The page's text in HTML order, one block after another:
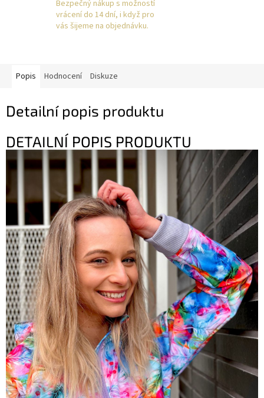
Bezpečný nákup s možností
vrácení do 14 dní, i když pro
vás šijeme na objednávku.
Popis Hodnocení Diskuze
Detailní popis produktu
DETAILNÍ POPIS PRODUKTU